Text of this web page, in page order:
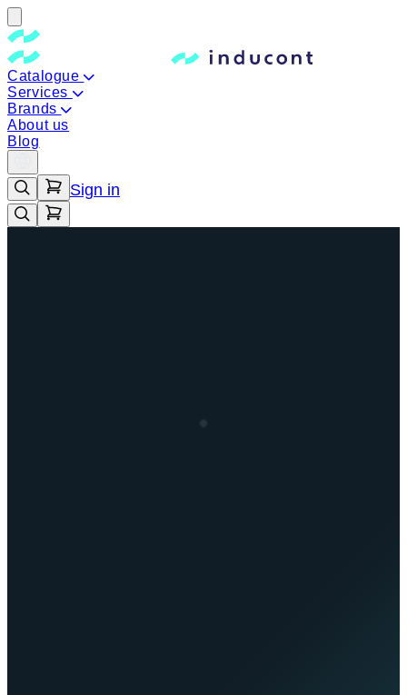
Catalogue
Services
Brands
About us
Blog
Sign in